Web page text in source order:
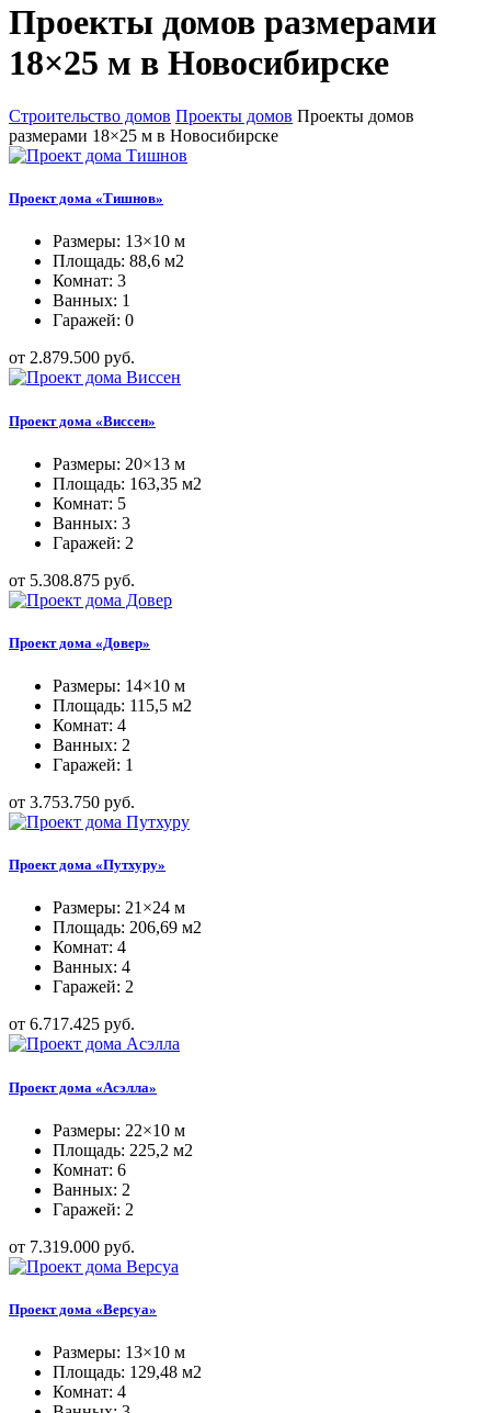
Проекты домов размерами
18×25 м в Новосибирске
Строительство домов Проекты домов Проекты домов
размерами 18×25 м в Новосибирске
Проект дома «Тишнов»
Размеры: 13×10 м
Площадь: 88,6 м2
Комнат: 3
Ванных: 1
Гаражей: 0
от 2.879.500 руб.
Проект дома «Виссен»
Размеры: 20×13 м
Площадь: 163,35 м2
Комнат: 5
Ванных: 3
Гаражей: 2
от 5.308.875 руб.
Проект дома «Довер»
Размеры: 14×10 м
Площадь: 115,5 м2
Комнат: 4
Ванных: 2
Гаражей: 1
от 3.753.750 руб.
Проект дома «Путхуру»
Размеры: 21×24 м
Площадь: 206,69 м2
Комнат: 4
Ванных: 4
Гаражей: 2
от 6.717.425 руб.
Проект дома «Асэлла»
Размеры: 22×10 м
Площадь: 225,2 м2
Комнат: 6
Ванных: 2
Гаражей: 2
от 7.319.000 руб.
Проект дома «Версуа»
Размеры: 13×10 м
Площадь: 129,48 м2
Комнат: 4